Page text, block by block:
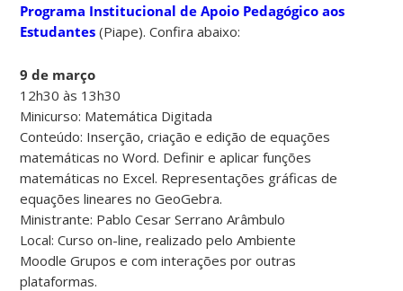
Programa Institucional de Apoio Pedagógico aos
Estudantes (Piape). Confira abaixo:
9 de março
12h30 às 13h30
Minicurso: Matemática Digitada
Conteúdo: Inserção, criação e edição de equações
matemáticas no Word. Definir e aplicar funções
matemáticas no Excel. Representações gráficas de
equações lineares no GeoGebra.
Ministrante: Pablo Cesar Serrano Arâmbulo
Local: Curso on-line, realizado pelo Ambiente
Moodle Grupos e com interações por outras
plataformas.